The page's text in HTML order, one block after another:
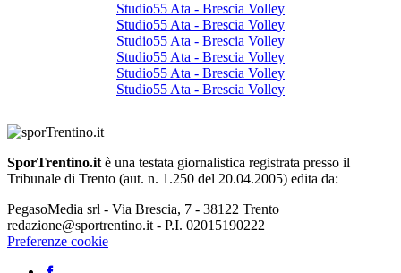
Studio55 Ata - Brescia Volley
Studio55 Ata - Brescia Volley
Studio55 Ata - Brescia Volley
Studio55 Ata - Brescia Volley
Studio55 Ata - Brescia Volley
Studio55 Ata - Brescia Volley
SporTrentino.it è una testata giornalistica registrata presso il
Tribunale di Trento (aut. n. 1.250 del 20.04.2005) edita da:
PegasoMedia srl - Via Brescia, 7 - 38122 Trento
redazione@sportrentino.it - P.I. 02015190222
Preferenze cookie